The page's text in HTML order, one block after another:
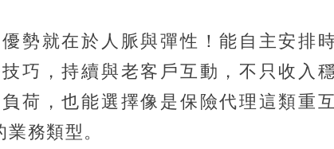
勢就在於人脈與彈性！能自主安排
巧，持續與老客戶互動，不只收入穩
荷，也能選擇像是保險代理這類重互
務類型。